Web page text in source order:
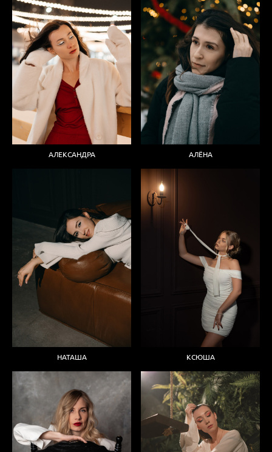
АЛЕКСАНДРА АЛЁНА
НАТАША КСЮША